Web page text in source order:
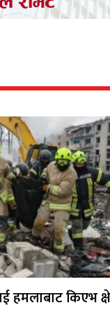
हमलाबाट किएभ